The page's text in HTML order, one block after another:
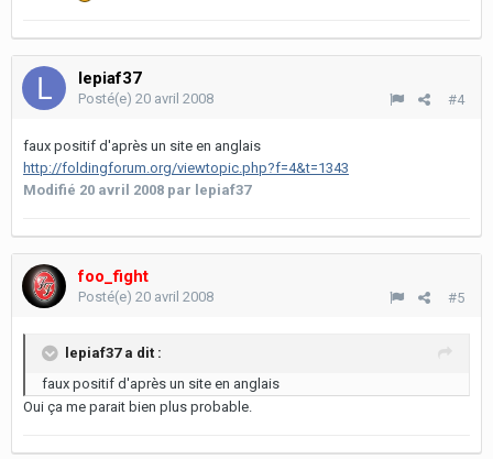
lepiaf37
#4
Posté(e) 20 avril 2008
faux positif d'après un site en anglais
http://foldingforum.org/viewtopic.php?f=4&t=1343
Modifié 20 avril 2008 par lepiaf37
foo_fight
#5
Posté(e) 20 avril 2008
lepiaf37 a dit :
faux positif d'après un site en anglais
Oui ça me parait bien plus probable.